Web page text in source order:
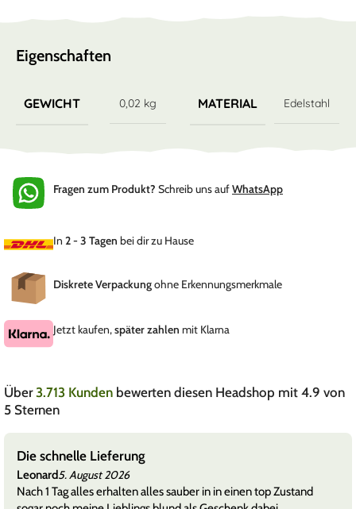
Eigenschaften
GEWICHT 0,02 kg MATERIAL Edelstahl
Fragen zum Produkt? Schreib uns aufWhatsApp
In 2 - 3 Tagen bei dir zu Hause
Diskrete Verpackungohne Erkennungsmerkmale
Jetzt kaufen,später zahlen mit Klarna
Über3.713 Kunden bewerten diesen Headshop mit 4.9 von
5 Sternen
Die schnelle Lieferung
Leonard5. August 2026
Nach 1 Tag alles erhalten alles sauber in in einen top Zustand